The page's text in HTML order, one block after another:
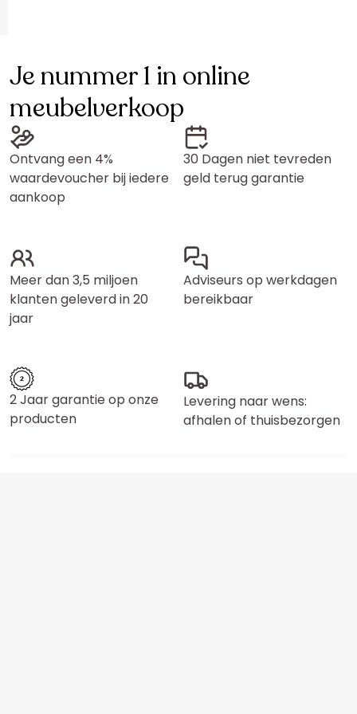
Je nummer 1 in online
meubelverkoop
Ontvang een 4%
waardevoucher bij iedere
aankoop
30 Dagen niet tevreden
geld terug garantie
Meer dan 3,5 miljoen
klanten geleverd in 20
jaar
Adviseurs op werkdagen
bereikbaar
2 Jaar garantie op onze
producten
Levering naar wens:
afhalen of thuisbezorgen